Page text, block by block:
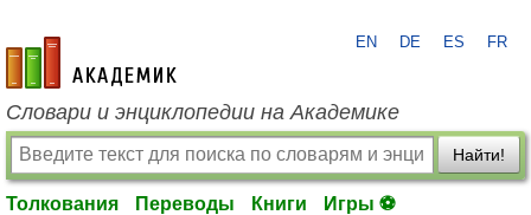
academic.ru
EN DE ES FR
Словари и энциклопедии на Академике
Найти!
Толкования Переводы Книги Игры ⚽